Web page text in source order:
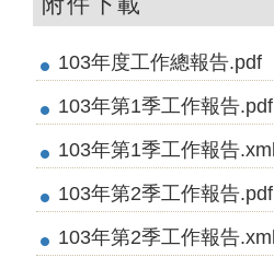
103年度工作總報告.pdf
103年第1季工作報告.pdf
103年第1季工作報告.xml
103年第2季工作報告.pdf
103年第2季工作報告.xml